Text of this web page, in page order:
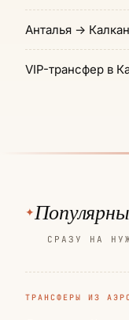
Анталья → Калкан
VIP-трансфер в
СРАЗУ НА
ТРАНСФЕРЫ ИЗ